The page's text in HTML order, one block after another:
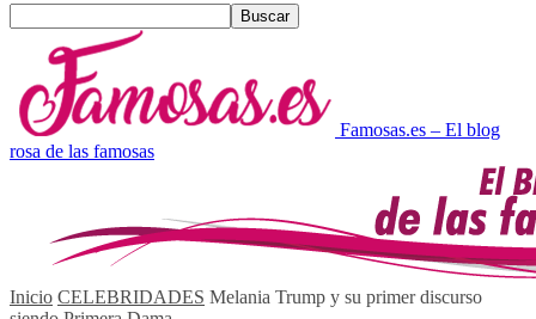
Famosas.es – El blog
rosa de las famosas
Inicio CELEBRIDADES Melania Trump y su primer discurso